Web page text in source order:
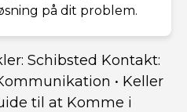
på dit problem.
Schibsted Kontakt:
• Keller
til at Komme i